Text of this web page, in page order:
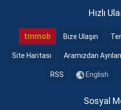
Hızlı
tmmob Bize Ulaşın
Site Haritası Aramızdan
RSS English
Sosyal